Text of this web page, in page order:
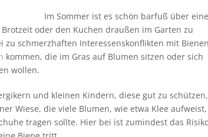
Im Sommer ist es schön barfuß über eine
oder den Kuchen draußen im Garten zu
zu schmerzhaften Interessenskonflikten mit
kommen, die im Gras auf Blumen sitzen oder sich
wollen.
und kleinen Kindern, diese gut zu schützen,
Wiese, die viele Blumen, wie etwa Klee aufweist,
tragen sollte. Hier bei ist zumindest das